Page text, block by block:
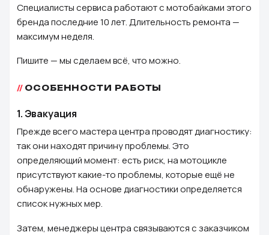
Специалисты сервиса работают с мотобайками этого
бренда последние 10 лет. Длительность ремонта —
максимум неделя.
Пишите — мы сделаем всё, что можно.
ОСОБЕННОСТИ РАБОТЫ
1.Эвакуация
Прежде всего мастера центра проводят диагностику:
так они находят причину проблемы. Это
определяющий момент: есть риск, на мотоцикле
присутствуют какие-то проблемы, которые ещё не
обнаружены. На основе диагностики определяется
список нужных мер.
Затем, менеджеры центра связываются с заказчиком